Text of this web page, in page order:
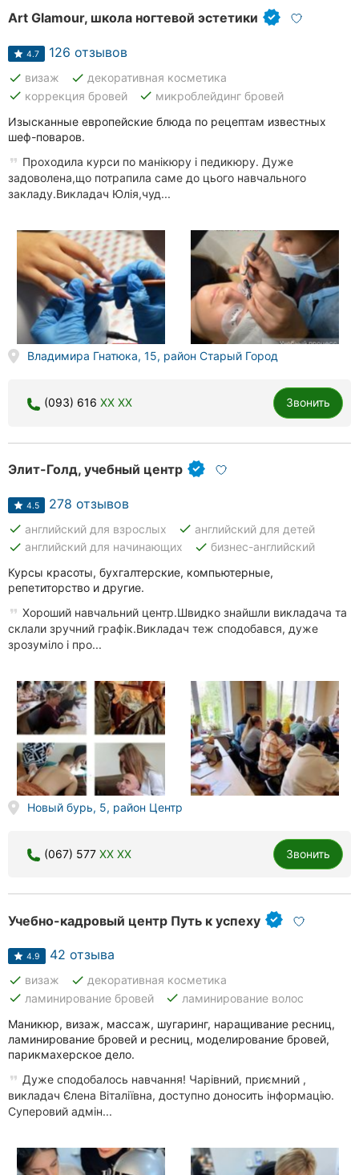
Art Glamour, школа ногтевой эстетики
4.7 126 отзывов
done визаж done декоративная косметика
done коррекция бровей done микроблейдинг бровей
Изысканные европейские блюда по рецептам известных
шеф-поваров.
Проходила курси по манікюру і педикюру. Дуже
задоволена,що потрапила саме до цього навчального
закладу.Викладач Юлія,чуд...
Владимира Гнатюка, 15, район Старый Город
(093) 616 XX XX Звонить
Элит-Голд, учебный центр
4.5 278 отзывов
done английский для взрослых done английский для детей
done английский для начинающих done бизнес-английский
Курсы красоты, бухгалтерские, компьютерные,
репетиторство и другие.
Хороший навчальний центр.Швидко знайшли викладача та
склали зручний графік.Викладач теж сподобався, дуже
зрозуміло і про...
Новый бурь, 5, район Центр
(067) 577 XX XX Звонить
Учебно-кадровый центр Путь к успеху
4.9 42 отзыва
done визаж done декоративная косметика
done ламинирование бровей done ламинирование волос
Маникюр, визаж, массаж, шугаринг, наращивание ресниц,
ламинирование бровей и ресниц, моделирование бровей,
парикмахерское дело.
Дуже сподобалось навчання! Чарівний, приємний ,
викладач Єлена Віталіївна, доступно доносить інформацію.
Суперовий адмін...